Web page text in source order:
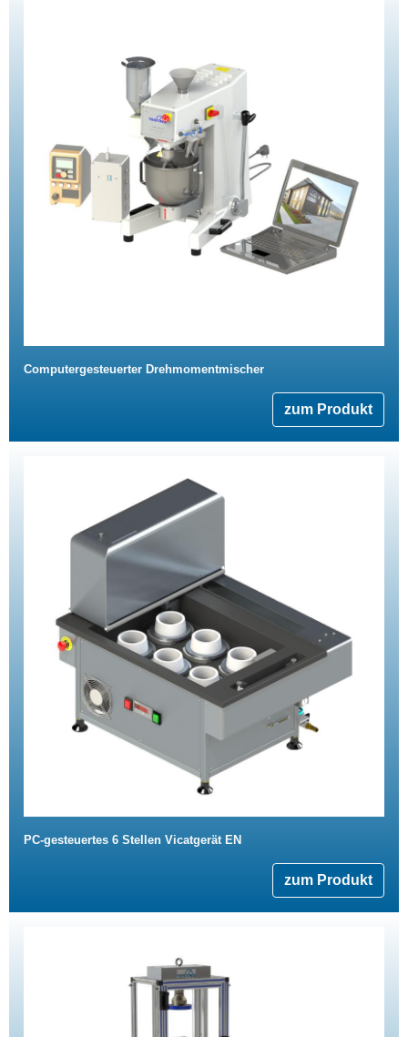
Computergesteuerter Drehmomentmischer
zum Produkt
PC-gesteuertes 6 Stellen Vicatgerät EN
zum Produkt